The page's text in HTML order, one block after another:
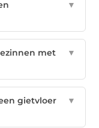
▼
met
▼
gietvloer
▼